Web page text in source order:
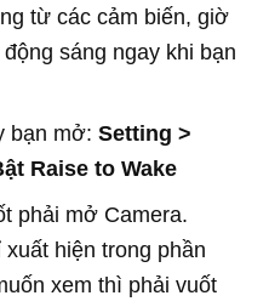
từ các cảm biến, giờ
sáng ngay khi bạn
bạn mở: Setting >
Raise to Wake
phải mở Camera.
hiện trong phần
xem thì phải vuốt